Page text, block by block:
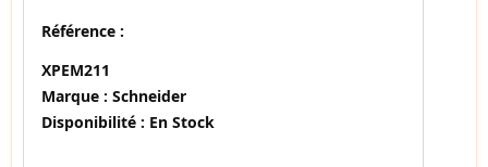
Référence :
XPEM211
Marque : Schneider
Disponibilité : En Stock